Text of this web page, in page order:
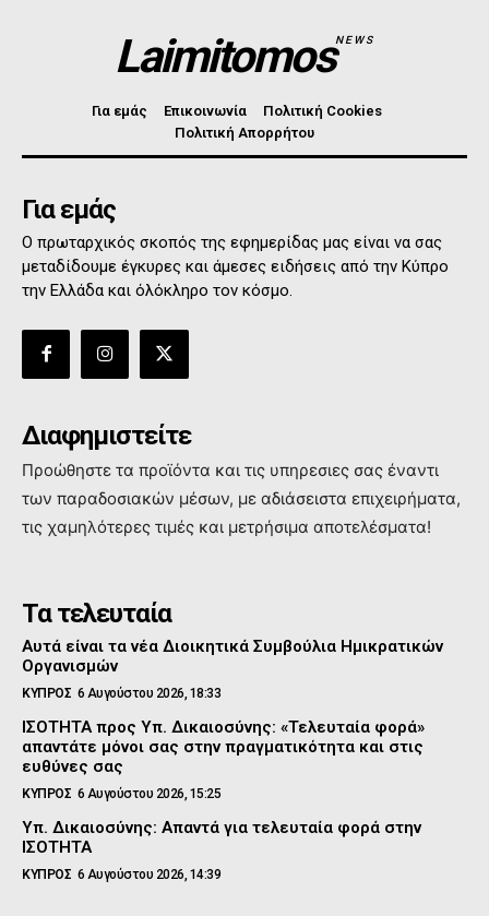
LaimitomosNEWS
Για εμάς Επικοινωνία
Πολιτική Cookies
Πολιτική Απορρήτου
Για εμάς
Ο πρωταρχικός σκοπός της εφημερίδας μας είναι να σας
μεταδίδουμε έγκυρες και άμεσες ειδήσεις από την Κύπρο
την Ελλάδα και όλόκληρο τον κόσμο.
Διαφημιστείτε
Προώθηστε τα προϊόντα και τις υπηρεσιες σας έναντι
των παραδοσιακών μέσων, με αδιάσειστα επιχειρήματα,
τις χαμηλότερες τιμές και μετρήσιμα αποτελέσματα!
Τα τελευταία
Αυτά είναι τα νέα Διοικητικά Συμβούλια Ημικρατικών
Οργανισμών
ΚΥΠΡΟΣ 6 Αυγούστου 2026, 18:33
ΙΣΟΤΗΤΑ προς Υπ. Δικαιοσύνης: «Τελευταία φορά»
απαντάτε μόνοι σας στην πραγματικότητα και στις
ευθύνες σας
ΚΥΠΡΟΣ 6 Αυγούστου 2026, 15:25
Υπ. Δικαιοσύνης: Απαντά για τελευταία φορά στην
ΙΣΟΤΗΤΑ
ΚΥΠΡΟΣ 6 Αυγούστου 2026, 14:39